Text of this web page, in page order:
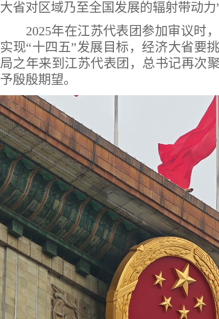
大省对区域乃至全国发展的辐射带动力
2025年在江苏代表团参加审议时
实现“十四五”发展目标，经济大省要
局之年来到江苏代表团，总书记再次
予殷殷期望。